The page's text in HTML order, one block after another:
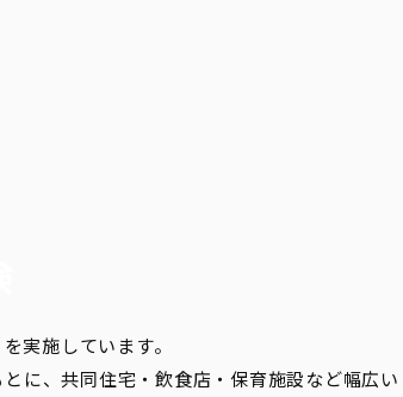
実施しています。
に、共同住宅・飲食店・保育施設など幅広い